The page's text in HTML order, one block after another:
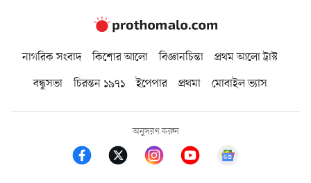
নাগরিক সংবাদ কিশোর আলো বিজ্ঞানচিন্তা
প্রথম আলো ট্রাস্ট
বন্ধুসভা
চিরন্তন ১৯৭১ ইপেপার প্রথমা মোবাইল ভ্যাস
অনুসরণ করুন